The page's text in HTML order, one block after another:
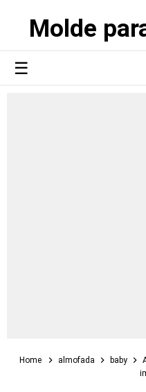
Molde
Home almofada baby